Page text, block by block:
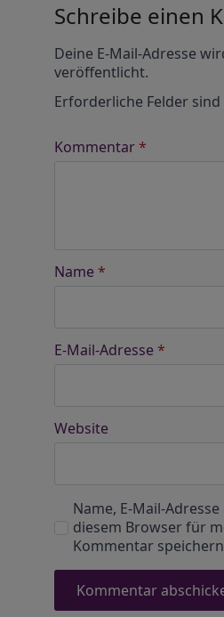
Schreibe einen
Deine E-Mail-Adresse
veröffentlicht.
Erforderliche Felder
Kommentar*
Name *
E-Mail-Adresse *
Website
Name, E-Mail-
diesem Browser für
Kommentar